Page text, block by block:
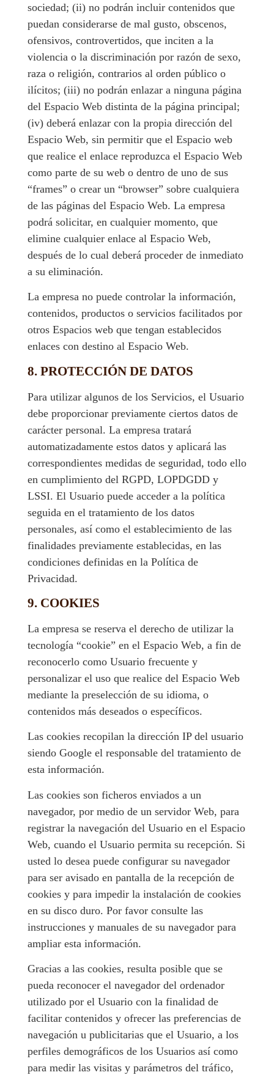
sociedad; (ii) no podrán incluir contenidos que
puedan considerarse de mal gusto, obscenos,
ofensivos, controvertidos, que inciten a la
violencia o la discriminación por razón de sexo,
raza o religión, contrarios al orden público o
ilícitos; (iii) no podrán enlazar a ninguna página
del Espacio Web distinta de la página principal;
(iv) deberá enlazar con la propia dirección del
Espacio Web, sin permitir que el Espacio web
que realice el enlace reproduzca el Espacio Web
como parte de su web o dentro de uno de sus
“frames” o crear un “browser” sobre cualquiera
de las páginas del Espacio Web. La empresa
podrá solicitar, en cualquier momento, que
elimine cualquier enlace al Espacio Web,
después de lo cual deberá proceder de inmediato
a su eliminación.
La empresa no puede controlar la información,
contenidos, productos o servicios facilitados por
otros Espacios web que tengan establecidos
enlaces con destino al Espacio Web.
8. PROTECCIÓN DE DATOS
Para utilizar algunos de los Servicios, el Usuario
debe proporcionar previamente ciertos datos de
carácter personal. La empresa tratará
automatizadamente estos datos y aplicará las
correspondientes medidas de seguridad, todo ello
en cumplimiento del RGPD, LOPDGDD y
LSSI. El Usuario puede acceder a la política
seguida en el tratamiento de los datos
personales, así como el establecimiento de las
finalidades previamente establecidas, en las
condiciones definidas en la Política de
Privacidad.
9. COOKIES
La empresa se reserva el derecho de utilizar la
tecnología “cookie” en el Espacio Web, a fin de
reconocerlo como Usuario frecuente y
personalizar el uso que realice del Espacio Web
mediante la preselección de su idioma, o
contenidos más deseados o específicos.
Las cookies recopilan la dirección IP del usuario
siendo Google el responsable del tratamiento de
esta información.
Las cookies son ficheros enviados a un
navegador, por medio de un servidor Web, para
registrar la navegación del Usuario en el Espacio
Web, cuando el Usuario permita su recepción. Si
usted lo desea puede configurar su navegador
para ser avisado en pantalla de la recepción de
cookies y para impedir la instalación de cookies
en su disco duro. Por favor consulte las
instrucciones y manuales de su navegador para
ampliar esta información.
Gracias a las cookies, resulta posible que se
pueda reconocer el navegador del ordenador
utilizado por el Usuario con la finalidad de
facilitar contenidos y ofrecer las preferencias de
navegación u publicitarias que el Usuario, a los
perfiles demográficos de los Usuarios así como
para medir las visitas y parámetros del tráfico,